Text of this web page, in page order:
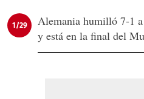
1/29
Alemania humilló 7-1
y está en la final del